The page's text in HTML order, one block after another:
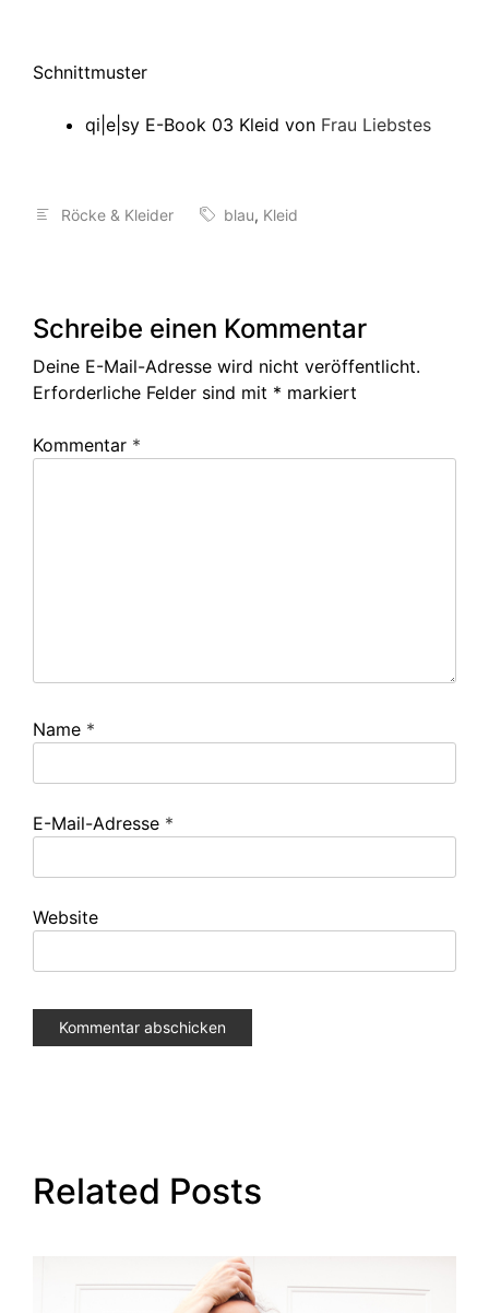
Schnittmuster
qi|e|sy E-Book 03 Kleid von Frau Liebstes
Röcke & Kleider blau, Kleid
Schreibe einen Kommentar
Deine E-Mail-Adresse wird nicht veröffentlicht.
Erforderliche Felder sind mit * markiert
Kommentar *
Name *
E-Mail-Adresse *
Website
Related Posts